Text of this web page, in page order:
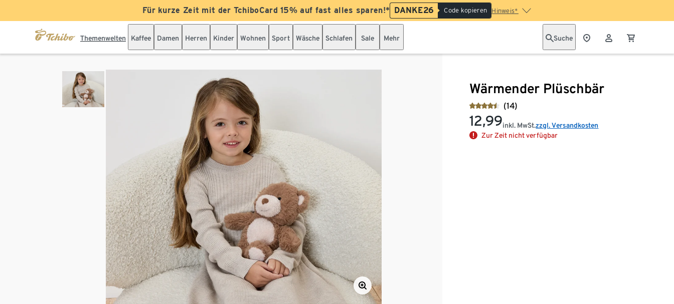
Für kurze Zeit mit der TchiboCard 15% auf fast alles sparen!* DANKE26 Code kopieren Hinweis*
Themenwelten Kaffee Damen Herren Kinder Wohnen Sport Wäsche Schlafen Sale Mehr Suche
Wärmender Plüschbär
(14)
12,99inkl. MwSt.zzgl. Versandkosten
Zur Zeit nicht verfügbar